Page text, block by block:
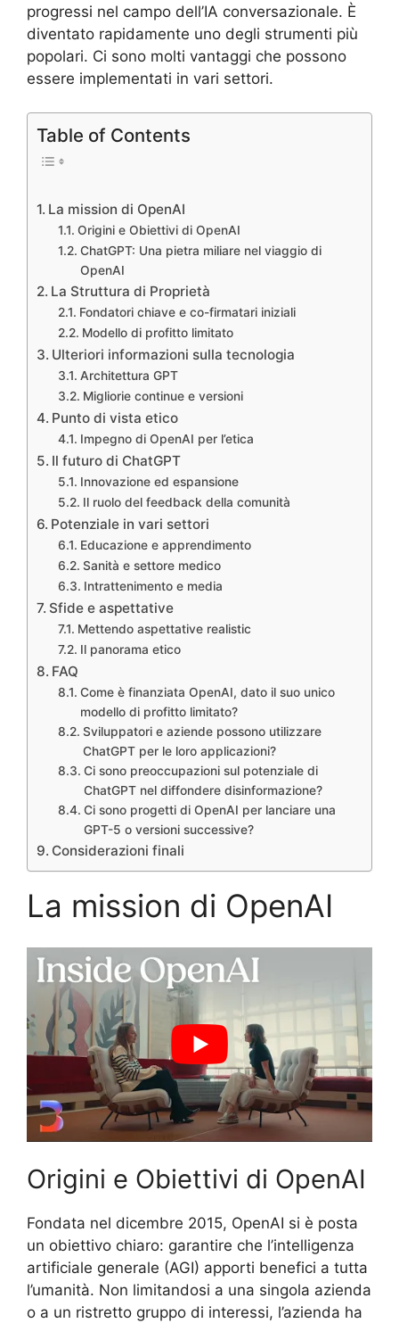
progressi nel campo dell’IA conversazionale. È
diventato rapidamente uno degli strumenti più
popolari. Ci sono molti vantaggi che possono
essere implementati in vari settori.
Table of Contents
La mission di OpenAI
Origini e Obiettivi di OpenAI
ChatGPT: Una pietra miliare nel viaggio di
OpenAI
La Struttura di Proprietà
Fondatori chiave e co-firmatari iniziali
Modello di profitto limitato
Ulteriori informazioni sulla tecnologia
Architettura GPT
Migliorie continue e versioni
Punto di vista etico
Impegno di OpenAI per l’etica
Il futuro di ChatGPT
Innovazione ed espansione
Il ruolo del feedback della comunità
Potenziale in vari settori
Educazione e apprendimento
Sanità e settore medico
Intrattenimento e media
Sfide e aspettative
Mettendo aspettative realistic
Il panorama etico
FAQ
Come è finanziata OpenAI, dato il suo unico
modello di profitto limitato?
Sviluppatori e aziende possono utilizzare
ChatGPT per le loro applicazioni?
Ci sono preoccupazioni sul potenziale di
ChatGPT nel diffondere disinformazione?
Ci sono progetti di OpenAI per lanciare una
GPT-5 o versioni successive?
Considerazioni finali
La mission di OpenAI
Origini e Obiettivi di OpenAI
Fondata nel dicembre 2015, OpenAI si è posta
un obiettivo chiaro: garantire che l’intelligenza
artificiale generale (AGI) apporti benefici a tutta
l’umanità. Non limitandosi a una singola azienda
o a un ristretto gruppo di interessi, l’azienda ha